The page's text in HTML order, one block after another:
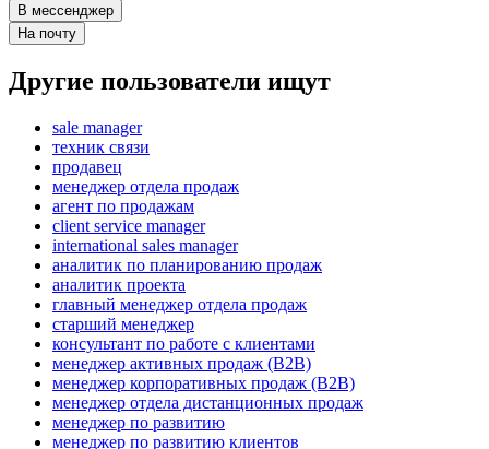
В мессенджер
На почту
Другие пользователи ищут
sale manager
техник связи
продавец
менеджер отдела продаж
агент по продажам
client service manager
international sales manager
аналитик по планированию продаж
аналитик проекта
главный менеджер отдела продаж
старший менеджер
консультант по работе с клиентами
менеджер активных продаж (B2B)
менеджер корпоративных продаж (B2B)
менеджер отдела дистанционных продаж
менеджер по развитию
менеджер по развитию клиентов